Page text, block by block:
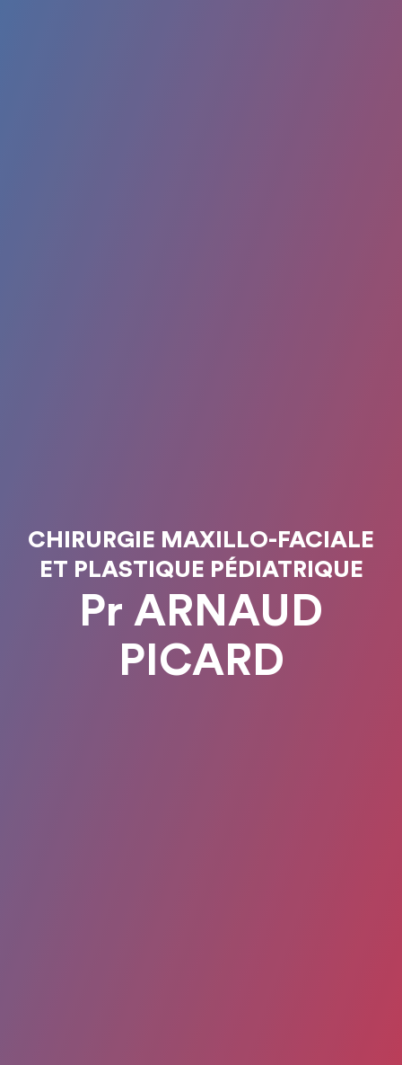
CHIRURGIE MAXILLO-FACIALE
ET PLASTIQUE PÉDIATRIQUE
Pr ARNAUD
PICARD